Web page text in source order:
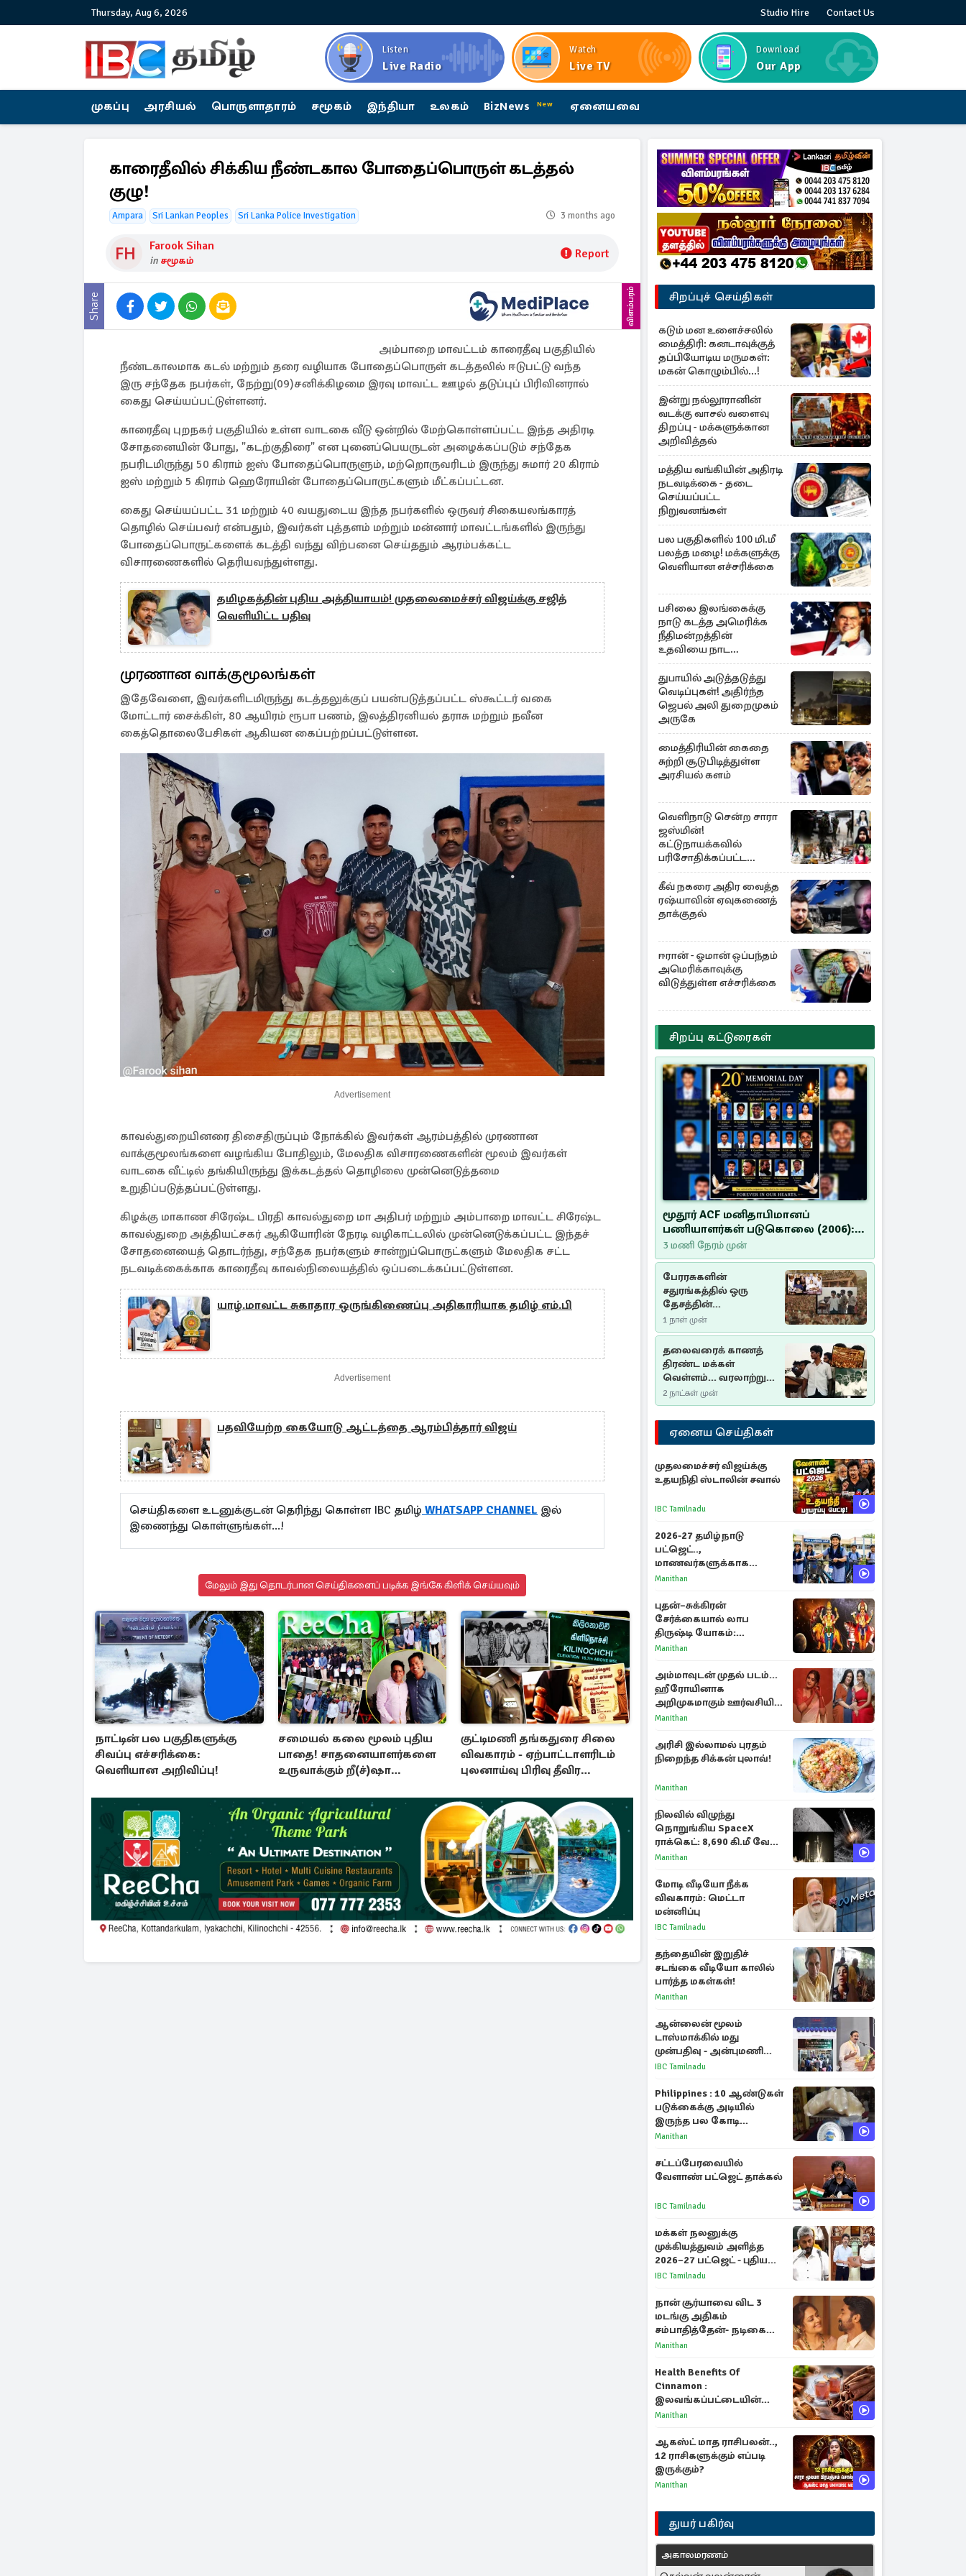
Thursday, Aug 6, 2026 Studio Hire Contact Us
Listen
Live Radio
Watch
Live TV
Download
Our App
முகப்பு அரசியல் பொருளாதாரம் சமூகம் இந்தியா உலகம் BizNews New ஏனையவை
காரைதீவில் சிக்கிய நீண்டகால போதைப்பொருள் கடத்தல்
குழு!
Ampara Sri Lankan Peoples Sri Lanka Police Investigation 3 months ago
Farook Sihan
in சமூகம் Report
Share விளம்பரம்
அம்பாறை மாவட்டம் காரைதீவு பகுதியில்
நீண்டகாலமாக கடல் மற்றும் தரை வழியாக போதைப்பொருள் கடத்தலில் ஈடுபட்டு வந்த
இரு சந்தேக நபர்கள், நேற்று(09)சனிக்கிழமை இரவு மாவட்ட ஊழல் தடுப்புப் பிரிவினரால்
கைது செய்யப்பட்டுள்ளனர்.
காரைதீவு புறநகர் பகுதியில் உள்ள வாடகை வீடு ஒன்றில் மேற்கொள்ளப்பட்ட இந்த அதிரடி
சோதனையின் போது, "கடற்குதிரை" என புனைப்பெயருடன் அழைக்கப்படும் சந்தேக
நபரிடமிருந்து 50 கிராம் ஐஸ் போதைப்பொருளும், மற்றொருவரிடம் இருந்து சுமார் 20 கிராம்
ஐஸ் மற்றும் 5 கிராம் ஹெரோயின் போதைப்பொருட்களும் மீட்கப்பட்டன.
கைது செய்யப்பட்ட 31 மற்றும் 40 வயதுடைய இந்த நபர்களில் ஒருவர் சிகையலங்காரத்
தொழில் செய்பவர் என்பதும், இவர்கள் புத்தளம் மற்றும் மன்னார் மாவட்டங்களில் இருந்து
போதைப்பொருட்களைக் கடத்தி வந்து விற்பனை செய்ததும் ஆரம்பக்கட்ட
விசாரணைகளில் தெரியவந்துள்ளது.
தமிழகத்தின் புதிய அத்தியாயம்! முதலைமைச்சர் விஜய்க்கு சஜித்
வெளியிட்ட பதிவு
முரணான வாக்குமூலங்கள்
இதேவேளை, இவர்களிடமிருந்து கடத்தலுக்குப் பயன்படுத்தப்பட்ட ஸ்கூட்டர் வகை
மோட்டார் சைக்கிள், 80 ஆயிரம் ரூபா பணம், இலத்திரனியல் தராசு மற்றும் நவீன
கைத்தொலைபேசிகள் ஆகியன கைப்பற்றப்பட்டுள்ளன.
Advertisement
காவல்துறையினரை திசைதிருப்பும் நோக்கில் இவர்கள் ஆரம்பத்தில் முரணான
வாக்குமூலங்களை வழங்கிய போதிலும், மேலதிக விசாரணைகளின் மூலம் இவர்கள்
வாடகை வீட்டில் தங்கியிருந்து இக்கடத்தல் தொழிலை முன்னெடுத்தமை
உறுதிப்படுத்தப்பட்டுள்ளது.
கிழக்கு மாகாண சிரேஷ்ட பிரதி காவல்துறை மா அதிபர் மற்றும் அம்பாறை மாவட்ட சிரேஷ்ட
காவல்துறை அத்தியட்சகர் ஆகியோரின் நேரடி வழிகாட்டலில் முன்னெடுக்கப்பட்ட இந்தச்
சோதனையைத் தொடர்ந்து, சந்தேக நபர்களும் சான்றுப்பொருட்களும் மேலதிக சட்ட
நடவடிக்கைக்காக காரைதீவு காவல்நிலையத்தில் ஒப்படைக்கப்பட்டுள்ளன.
யாழ்.மாவட்ட சுகாதார ஒருங்கிணைப்பு அதிகாரியாக தமிழ் எம்.பி
Advertisement
பதவியேற்ற கையோடு ஆட்டத்தை ஆரம்பித்தார் விஜய்
செய்திகளை உடனுக்குடன் தெரிந்து கொள்ள IBC தமிழ் WHATSAPP CHANNEL இல்
இணைந்து கொள்ளுங்கள்...!
மேலும் இது தொடர்பான செய்திகளைப் படிக்க இங்கே கிளிக் செய்யவும்
நாட்டின் பல பகுதிகளுக்கு
சிவப்பு எச்சரிக்கை:
வெளியான அறிவிப்பு!
சமையல் கலை மூலம் புதிய
பாதை! சாதனையாளர்களை
உருவாக்கும் றீ(ச்)ஷா
குட்டிமணி தங்கதுரை சிலை
விவகாரம் - ஏற்பாட்டாளரிடம்
புலனாய்வு பிரிவு தீவிர
சிறப்புச் செய்திகள்
கடும் மன உளைச்சலில்
மைத்திரி: கனடாவுக்குத்
தப்பியோடிய மருமகள்:
மகன் கொழும்பில்...!
இன்று நல்லூரானின்
வடக்கு வாசல் வளைவு
திறப்பு - மக்களுக்கான
அறிவித்தல்
மத்திய வங்கியின் அதிரடி
நடவடிக்கை - தடை
செய்யப்பட்ட
நிறுவனங்கள்
பல பகுதிகளில் 100 மி.மீ
பலத்த மழை! மக்களுக்கு
வெளியான எச்சரிக்கை
பசிலை இலங்கைக்கு
நாடு கடத்த அமெரிக்க
நீதிமன்றத்தின்
உதவியை நாட
அரசாங்கம் முடிவு
துபாயில் அடுத்தடுத்து
வெடிப்புகள்! அதிர்ந்த
ஜெபல் அலி துறைமுகம்
அருகே
மைத்திரியின் கைதை
சுற்றி சூடுபிடித்துள்ள
அரசியல் களம்
வெளிநாடு சென்ற சாரா
ஜஸ்மின்!
கட்டுநாயக்கவில்
பரிசோதிக்கப்பட்ட
CCTVவில்
வெளிச்சத்துக்கு வந்த
தகவல்
கீவ் நகரை அதிர வைத்த
ரஷ்யாவின் ஏவுகணைத்
தாக்குதல்
ஈரான் - ஓமான் ஒப்பந்தம்
அமெரிக்காவுக்கு
விடுத்துள்ள எச்சரிக்கை
சிறப்பு கட்டுரைகள்
மூதூர் ACF மனிதாபிமானப்
பணியாளர்கள் படுகொலை (2006):
20 ஆண்டுகளாகியும் நீதி
மறுக்கப்பட்ட மனிதாபிமானப்
பேரவலம்
3 மணி நேரம் முன்
பேரரசுகளின்
சதுரங்கத்தில் ஒரு
தேசத்தின்
தீர்க்கதரிசனம் :
சுதுமலை பிரகடனம்
ஒரு வரலாற்றுப் பாடம்
1 நாள் முன்
தலைவரைக் காணத்
திரண்ட மக்கள்
வெள்ளம்... வரலாற்றுச்
சிறப்புமிக்க சுதுமலைப்
பிரகடனம்…
2 நாட்கள் முன்
ஏனைய செய்திகள்
முதலமைச்சர் விஜய்க்கு
உதயநிதி ஸ்டாலின் சவால்
IBC Tamilnadu
2026-27 தமிழ்நாடு
பட்ஜெட்..,
மாணவர்களுக்காக
வெளியான முக்கிய
Manithan
புதன்–சுக்கிரன்
சேர்க்கையால் லாப
திருஷ்டி யோகம்:
அதிர்ஷ்டம் பெறும் டாப் 3
Manithan
அம்மாவுடன் முதல் படம்...
ஹீரோயினாக
அறிமுகமாகும் ஊர்வசியின்
மகள் தேஜலட்சுமி!
Manithan
அரிசி இல்லாமல் புரதம்
நிறைந்த சிக்கன் புலாவ்!
Manithan
நிலவில் விழுந்து
நொறுங்கிய SpaceX
ராக்கெட்: 8,690 கி.மீ வேக
மோதலால் உருவான புதிய
Manithan
மோடி வீடியோ நீக்க
விவகாரம்: மெட்டா
மன்னிப்பு
IBC Tamilnadu
தந்தையின் இறுதிச்
சடங்கை வீடியோ காலில்
பார்த்த மகள்கள்!
Manithan
ஆன்லைன் மூலம்
டாஸ்மாக்கில் மது
முன்பதிவு - அன்புமணி
ராமதாஸ் எதிர்ப்பு
IBC Tamilnadu
Philippines : 10 ஆண்டுகள்
படுக்கைக்கு அடியில்
இருந்த பல கோடி
மதிப்புள்ள அரிய முத்து!
Manithan
சட்டப்பேரவையில்
வேளாண் பட்ஜெட் தாக்கல்
IBC Tamilnadu
மக்கள் நலனுக்கு
முக்கியத்துவம் அளித்த
2026–27 பட்ஜெட் - புதிய
நலத்திட்டங்கள்
IBC Tamilnadu
நான் சூர்யாவை விட 3
மடங்கு அதிகம்
சம்பாதித்தேன்- நடிகை
ஜோதிகா
Manithan
Health Benefits Of
Cinnamon :
இலவங்கப்பட்டையின்
மருத்துவ குணங்களும்
நன்மைகளும்!
Manithan
ஆகஸ்ட் மாத ராசிபலன்..,
12 ராசிகளுக்கும் எப்படி
இருக்கும்?
Manithan
துயர் பகிர்வு
அகாலமரணம்